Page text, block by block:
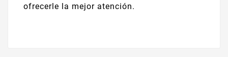
ofrecerle la mejor atención.